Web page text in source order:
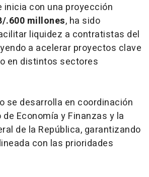
inicia con una proyección
.600 millones, ha sido
liquidez a contratistas del
a acelerar proyectos clave
en distintos sectores
se desarrolla en coordinación
Economía y Finanzas y la
de la República, garantizando
con las prioridades